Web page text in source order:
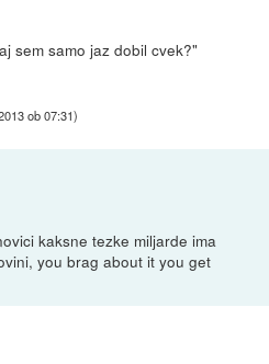
sem samo jaz dobil cvek?"
ob 07:31)
kaksne tezke miljarde ima
you brag about it you get